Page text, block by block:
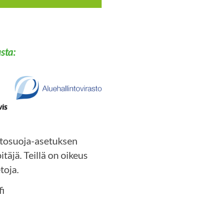
asetuksen
Teillä on oikeus